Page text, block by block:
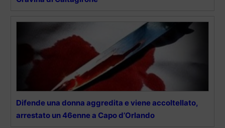
Difende una donna aggredita e viene accoltellato,
arrestato un 46enne a Capo d’Orlando